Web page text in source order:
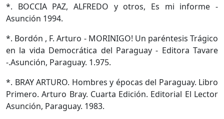
*. BOCCIA PAZ, ALFREDO y otros, Es mi informe -
Asunción 1994.
*. Bordón , F. Arturo - MORINIGO! Un paréntesis Trágico
en la vida Democrática del Paraguay - Editora Tavare
-.Asunción, Paraguay. 1.975.
*. BRAY ARTURO. Hombres y épocas del Paraguay. Libro
Primero. Arturo Bray. Cuarta Edición. Editorial El Lector
Asunción, Paraguay. 1983.